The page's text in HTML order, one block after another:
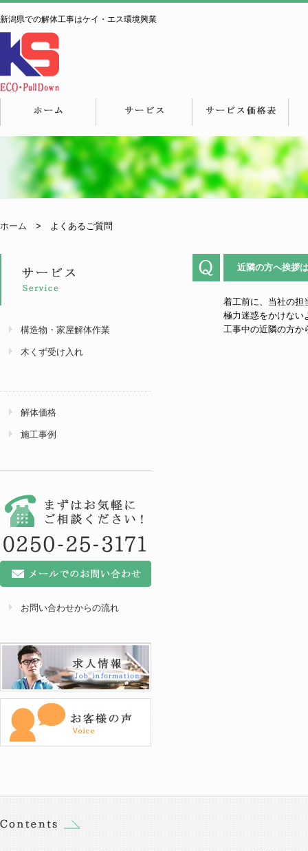
新潟県での解体工事はケイ・エス環境興業
ホーム > よくあるご質問
近隣の方へ挨拶
着工前に、当社の担
極力迷惑をかけない
工事中の近隣の方か
構造物・家屋解体作業
木くず受け入れ
解体価格
施工事例
お問い合わせからの流れ